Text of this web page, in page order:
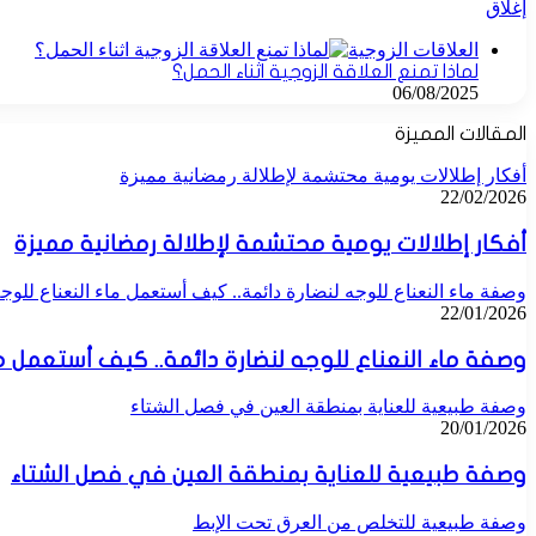
إغلاق
العلاقات الزوجية
لماذا تمنع العلاقة الزوجية اثناء الحمل؟
06/08/2025
المقالات المميزة
أفكار إطلالات يومية محتشمة لإطلالة رمضانية مميزة
22/02/2026
أفكار إطلالات يومية محتشمة لإطلالة رمضانية مميزة
وصفة ماء النعناع للوجه لنضارة دائمة.. كيف أستعمل ماء النعناع
22/01/2026
وصفة ماء النعناع للوجه لنضارة دائمة.. كيف أستعمل
وصفة طبيعية للعناية بمنطقة العين في فصل الشتاء
20/01/2026
وصفة طبيعية للعناية بمنطقة العين في فصل الشتاء
وصفة طبيعية للتخلص من العرق تحت الإبط